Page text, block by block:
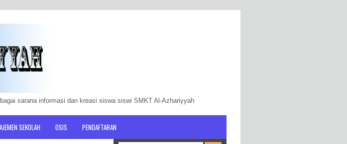
sarana informasi dan kreasi siswa siswi SMKT Al-Azhariyyah
SEKOLAH OSIS PENDAFTARAN